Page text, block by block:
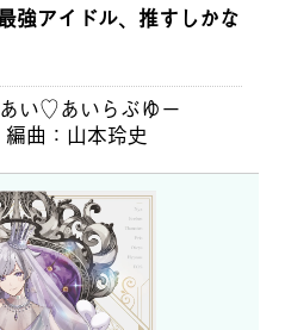
強アイドル、推すしかな
い♡あいらぶゆー
曲
山本玲史